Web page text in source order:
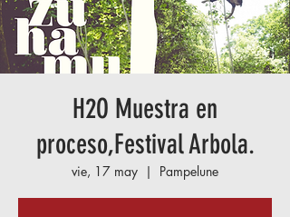
H2O Muestra en
proceso,Festival Arbola.
vie, 17 may
  |
Pampelune